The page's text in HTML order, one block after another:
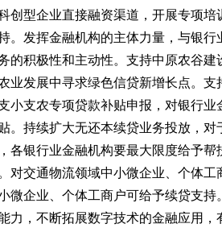
创型企业直接融资渠道，开展专项
发挥金融机构的主体力量，与银
的积极性和主动性。支持中原农谷
发展中寻求绿色信贷新增长点。支
小支农专项贷款补贴申报，对银行
。持续扩大无还本续贷业务投放，
各银行业金融机构要最大限度给予
对交通物流领域中小微企业、个体
微企业、个体工商户可给予续贷支持
力，不断拓展数字技术的金融应用